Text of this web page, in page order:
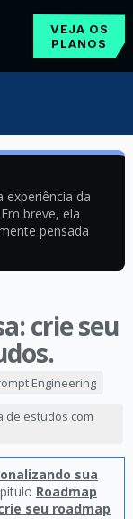
VEJA OS
PLANOS
experiência da
breve, ela
pensada
crie seu
Engineering
de estudos com
sua
Roadmap
seu roadmap